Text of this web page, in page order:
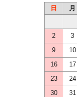
日
月
2
3
9
10
16
17
23
24
30
31